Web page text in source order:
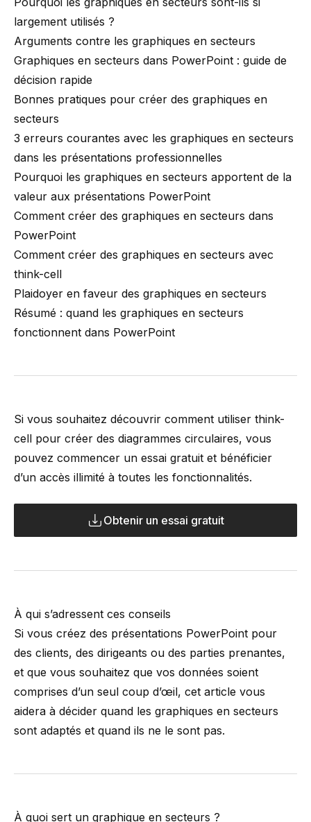
largement utilisés ?
Arguments contre les graphiques en secteurs
Graphiques en secteurs dans PowerPoint : guide de
décision rapide
Bonnes pratiques pour créer des graphiques en
secteurs
3 erreurs courantes avec les graphiques en secteurs
dans les présentations professionnelles
Pourquoi les graphiques en secteurs apportent de la
valeur aux présentations PowerPoint
Comment créer des graphiques en secteurs dans
PowerPoint
Comment créer des graphiques en secteurs avec
think-cell
Plaidoyer en faveur des graphiques en secteurs
Résumé : quand les graphiques en secteurs
fonctionnent dans PowerPoint
Si vous souhaitez découvrir comment utiliser think-
cell pour créer des diagrammes circulaires, vous
pouvez commencer un essai gratuit et bénéficier
d’un accès illimité à toutes les fonctionnalités.
Obtenir un essai gratuit
À qui s’adressent ces conseils
Si vous créez des présentations PowerPoint pour
des clients, des dirigeants ou des parties prenantes,
et que vous souhaitez que vos données soient
comprises d’un seul coup d’œil, cet article vous
aidera à décider quand les graphiques en secteurs
sont adaptés et quand ils ne le sont pas.
À quoi sert un graphique en secteurs ?